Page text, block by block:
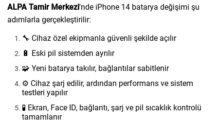
ALPA Tamir Merkezi'nde iPhone 14 batarya değişimi şu
adımlarla gerçekleştirilir:
🔧 Cihaz özel ekipmanla güvenli şekilde açılır
🔋 Eski pil sistemden ayrılır
🧩 Yeni batarya takılır, bağlantılar sabitlenir
⚙️ Cihaz şarj edilir, ardından performans ve sistem
testleri yapılır
🧪 Ekran, Face ID, bağlantı, şarj ve pil sıcaklık kontrolü
tamamlanır